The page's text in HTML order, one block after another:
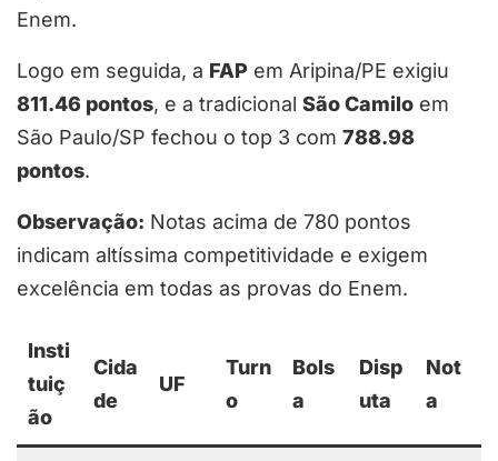
Enem.
Logo em seguida, a FAP em Aripina/PE exigiu
811.46 pontos, e a tradicional São Camilo em
São Paulo/SP fechou o top 3 com 788.98
pontos.
Observação: Notas acima de 780 pontos
indicam altíssima competitividade e exigem
excelência em todas as provas do Enem.
Insti
tuiç
ão
Cida
de
UF
Turn
o
Bols
a
Disp
uta
Not
a